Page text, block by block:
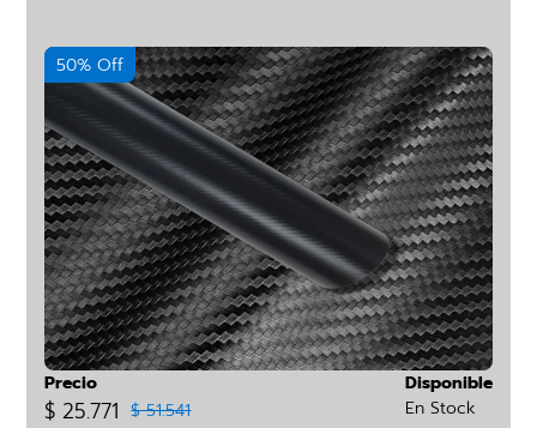
50% Off
Precio
$ 25.771 $ 51.541
Disponible
En Stock